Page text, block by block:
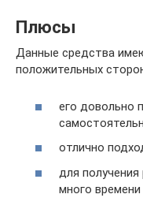
Плюсы
Данные средства
положительных
его довольно
отлично
для получения
много